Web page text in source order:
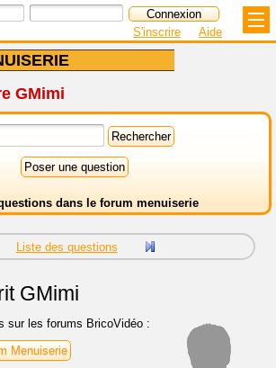
S'inscrire Aide
GMimi
dans le forum menuiserie
Liste des questions
GMimi
sur les forums BricoVidéo :
Menuiserie